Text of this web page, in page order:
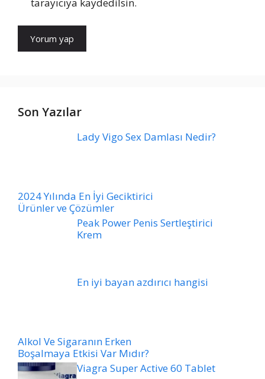
Son Yazılar
Lady Vigo Sex Damlası Nedir?
2024 Yılında En İyi Geciktirici
Ürünler ve Çözümler
Peak Power Penis Sertleştirici
Krem
En iyi bayan azdırıcı hangisi
Alkol Ve Sigaranın Erken
Boşalmaya Etkisi Var Mıdır?
Viagra Super Active 60 Tablet